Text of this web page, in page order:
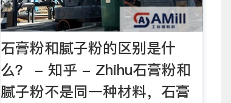
石膏粉和腻子粉的区别是什
么？ - 知乎 - Zhihu石膏粉和
腻子粉不是同一种材料，石膏